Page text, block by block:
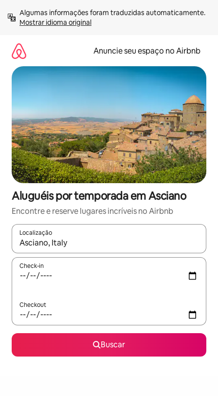
para
Mostrar idioma original
Anuncie seu espaço no Airbnb
Aluguéis por temporada em Asciano
Encontre e reserve lugares incríveis no Airbnb
Localização
Quando os resultados estiverem disponíveis, explore-os
Check-in
Checkout
Buscar